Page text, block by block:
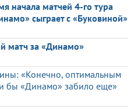
начала матчей 4-го тура
сыграет с «Буковиной»
матч за «Динамо»
«Конечно, оптимальным
бы «Динамо» забило еще»